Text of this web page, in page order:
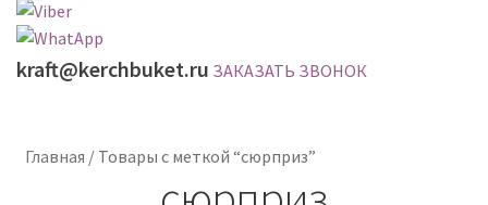
kraft@kerchbuket.ru ЗАКАЗАТЬ ЗВОНОК
Главная / Товары с меткой “сюрприз”